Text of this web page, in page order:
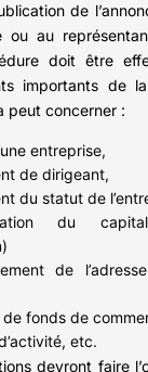
de
ou au
doit être
importants de
peut concerner :
entreprise,
de dirigeant,
du statut de
du
de
fonds de
etc.
devront faire